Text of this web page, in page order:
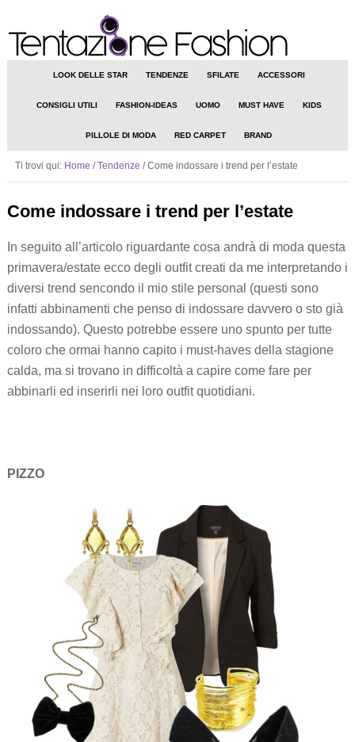
LOOK DELLE STAR TENDENZE SFILATE ACCESSORI
CONSIGLI UTILI FASHION-IDEAS UOMO MUST HAVE KIDS
PILLOLE DI MODA RED CARPET BRAND
Ti trovi qui: Home / Tendenze /Come indossare i trend per l’estate
Come indossare i trend per l’estate
In seguito all’articolo riguardante cosa andrà di moda questa
primavera/estate ecco degli outfit creati da me interpretando i
diversi trend sencondo il mio stile personal (questi sono
infatti abbinamenti che penso di indossare davvero o sto già
indossando). Questo potrebbe essere uno spunto per tutte
coloro che ormai hanno capito i must-haves della stagione
calda, ma si trovano in difficoltà a capire come fare per
abbinarli ed inserirli nei loro outfit quotidiani.
PIZZO